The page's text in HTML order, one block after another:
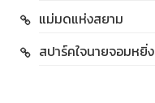
แม่มดแห่งสยาม
สปาร์คใจนายจอมหยิ่ง